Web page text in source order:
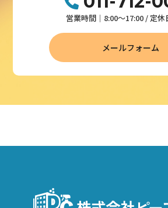
営業時間│8:00～17:00 / 定
メールフォーム